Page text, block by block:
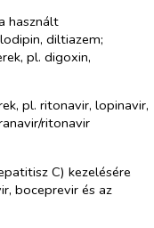
használt
diltiazem;
pl. digoxin,
pl. ritonavir, lopinavir,
ritonavir
C) kezelésére
boceprevir és az